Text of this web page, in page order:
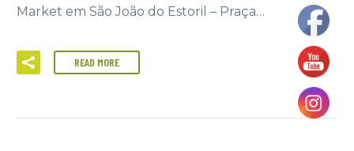
Market em São João do Estoril – Praça…
READ MORE